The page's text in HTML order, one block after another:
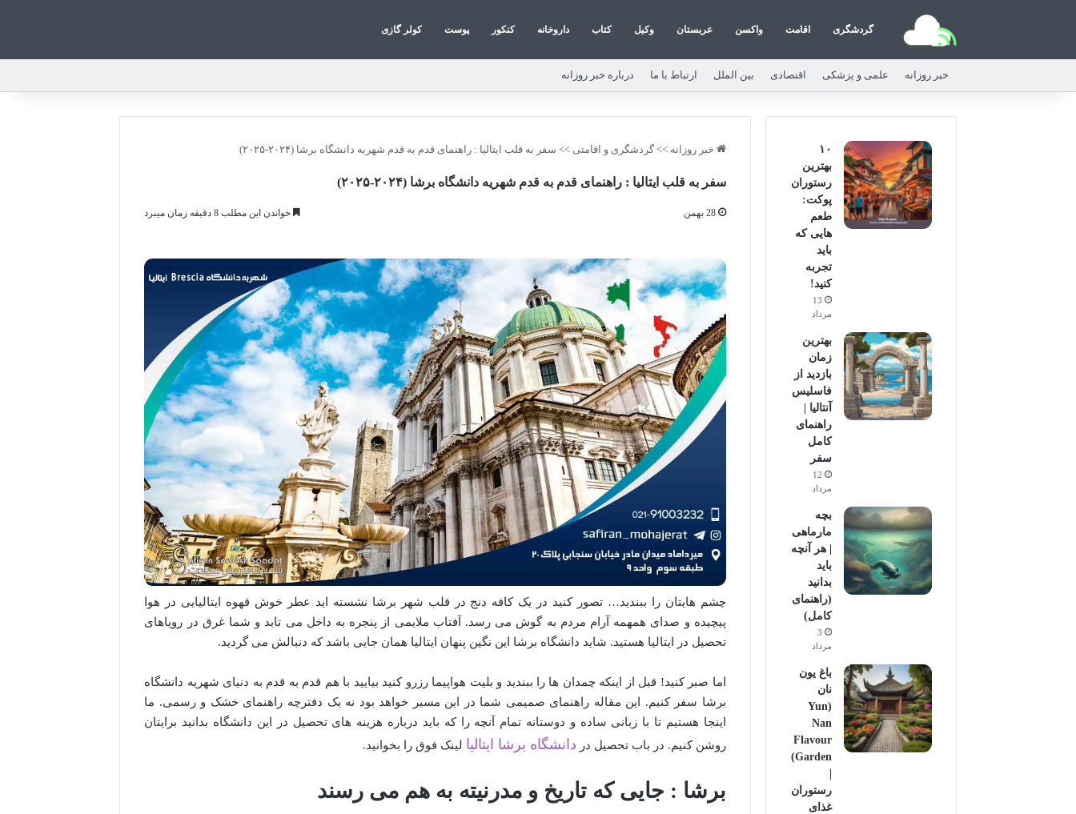
گردشگری اقامت واکسن عربستان وکیل کتاب داروخانه کنکور پوست کولر گازی
خبر روزانه علمی و پزشکی اقتصادی بین الملل ارتباط با ما درباره خبر روزانه
خبر روزانه >> گردشگری و اقامتی >> سفر به قلب ایتالیا : راهنمای قدم به قدم شهریه دانشگاه برشا (۲۰۲۴-۲۰۲۵)
سفر به قلب ایتالیا : راهنمای قدم به قدم شهریه دانشگاه برشا (۲۰۲۴-۲۰۲۵)
28 بهمن خواندن این مطلب 8 دقیقه زمان میبرد
چشم هایتان را ببندید… تصور کنید در یک کافه دنج در قلب شهر برشا نشسته اید عطر خوش قهوه ایتالیایی در هوا
پیچیده و صدای همهمه آرام مردم به گوش می رسد. آفتاب ملایمی از پنجره به داخل می تابد و شما غرق در رویاهای
تحصیل در ایتالیا هستید. شاید دانشگاه برشا این نگین پنهان ایتالیا همان جایی باشد که دنبالش می گردید.
اما صبر کنید! قبل از اینکه چمدان ها را ببندید و بلیت هواپیما رزرو کنید بیایید با هم قدم به قدم به دنیای شهریه دانشگاه
برشا سفر کنیم. این مقاله راهنمای صمیمی شما در این مسیر خواهد بود نه یک دفترچه راهنمای خشک و رسمی. ما
اینجا هستیم تا با زبانی ساده و دوستانه تمام آنچه را که باید درباره هزینه های تحصیل در این دانشگاه بدانید برایتان
روشن کنیم. در باب تحصیل در دانشگاه برشا ایتالیا لینک فوق را بخوانید.
برشا : جایی که تاریخ و مدرنیته به هم می رسند
۱۰
بهترین
رستوران
پوکت:
طعم
هایی که
باید
تجربه
کنید!
13
مرداد
بهترین
زمان
بازدید از
فاسلیس
آنتالیا |
راهنمای
کامل
سفر
12
مرداد
بچه
مارماهی
| هر آنچه
باید
بدانید
(راهنمای
کامل)
3
مرداد
باغ یون
نان
(Yun
Nan
Flavour
Garden)
رستوران
غذای